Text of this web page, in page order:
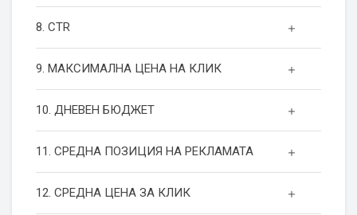
8. CTR
9. МАКСИМАЛНА ЦЕНА НА КЛИК
10. ДНЕВЕН БЮДЖЕТ
11. СРЕДНА ПОЗИЦИЯ НА РЕКЛАМАТА
12. СРЕДНА ЦЕНА ЗА КЛИК